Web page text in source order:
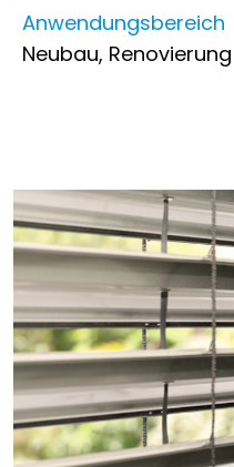
Anwendungsbereich
Neubau, Renovierung